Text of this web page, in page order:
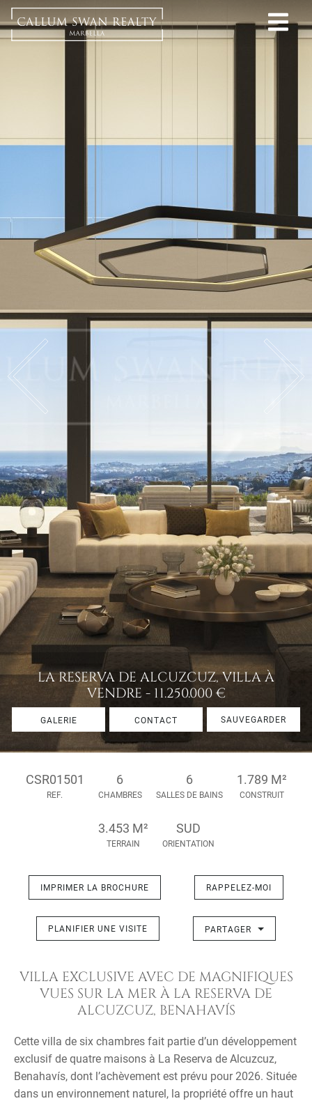
LA RESERVA DE ALCUZCUZ, VILLA À
VENDRE - 11.250.000 €
GALERIE CONTACT SAUVEGARDER
CSR01501
REF.
6
CHAMBRES
6
SALLES DE BAINS
1.789 M²
CONSTRUIT
3.453 M²
TERRAIN
SUD
ORIENTATION
IMPRIMER LA BROCHURE RAPPELEZ-MOI
PLANIFIER UNE VISITE PARTAGER
VILLA EXCLUSIVE AVEC DE MAGNIFIQUES
VUES SUR LA MER À LA RESERVA DE
ALCUZCUZ, BENAHAVÍS
Cette villa de six chambres fait partie d’un développement
exclusif de quatre maisons à La Reserva de Alcuzcuz,
Benahavís, dont l’achèvement est prévu pour 2026. Située
dans un environnement naturel, la propriété offre un haut